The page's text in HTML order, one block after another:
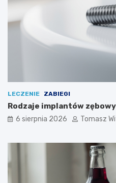
LECZENIE ZABIEGI
Rodzaje implantów
6 sierpnia 2026 Tomasz